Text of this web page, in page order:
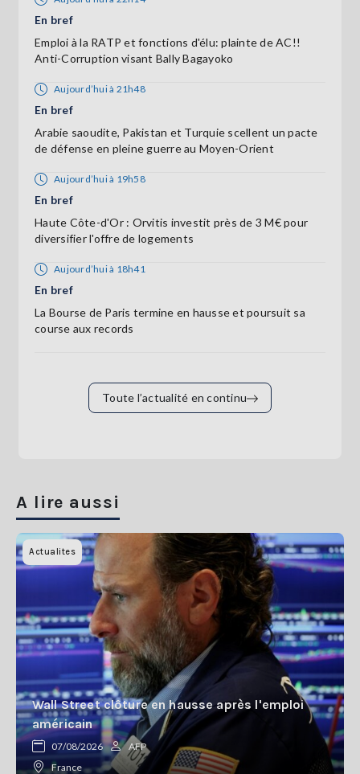
En bref
Emploi à la RATP et fonctions d'élu: plainte de AC!!
Anti-Corruption visant Bally Bagayoko
Aujourd’hui à 21h48
En bref
Arabie saoudite, Pakistan et Turquie scellent un pacte
de défense en pleine guerre au Moyen-Orient
Aujourd’hui à 19h58
En bref
Haute Côte-d'Or : Orvitis investit près de 3 M€ pour
diversifier l'offre de logements
Aujourd’hui à 18h41
En bref
La Bourse de Paris termine en hausse et poursuit sa
course aux records
Toute l’actualité en continu
A lire aussi
Actualites
Wall Street clôture en hausse après l'emploi
américain
07/08/2026
AFP
France